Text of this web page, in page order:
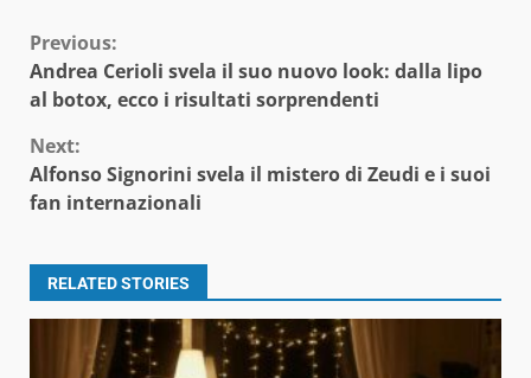
Continue
Reading
Previous:
Andrea Cerioli svela il suo nuovo look: dalla lipo
al botox, ecco i risultati sorprendenti
Next:
Alfonso Signorini svela il mistero di Zeudi e i suoi
fan internazionali
RELATED STORIES